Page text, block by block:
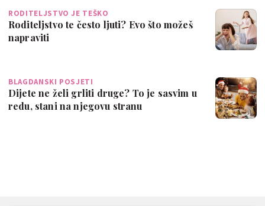
RODITELJSTVO JE TEŠKO
Roditeljstvo te često ljuti? Evo što možeš
napraviti
BLAGDANSKI POSJETI
Dijete ne želi grliti druge? To je sasvim u
redu, stani na njegovu stranu